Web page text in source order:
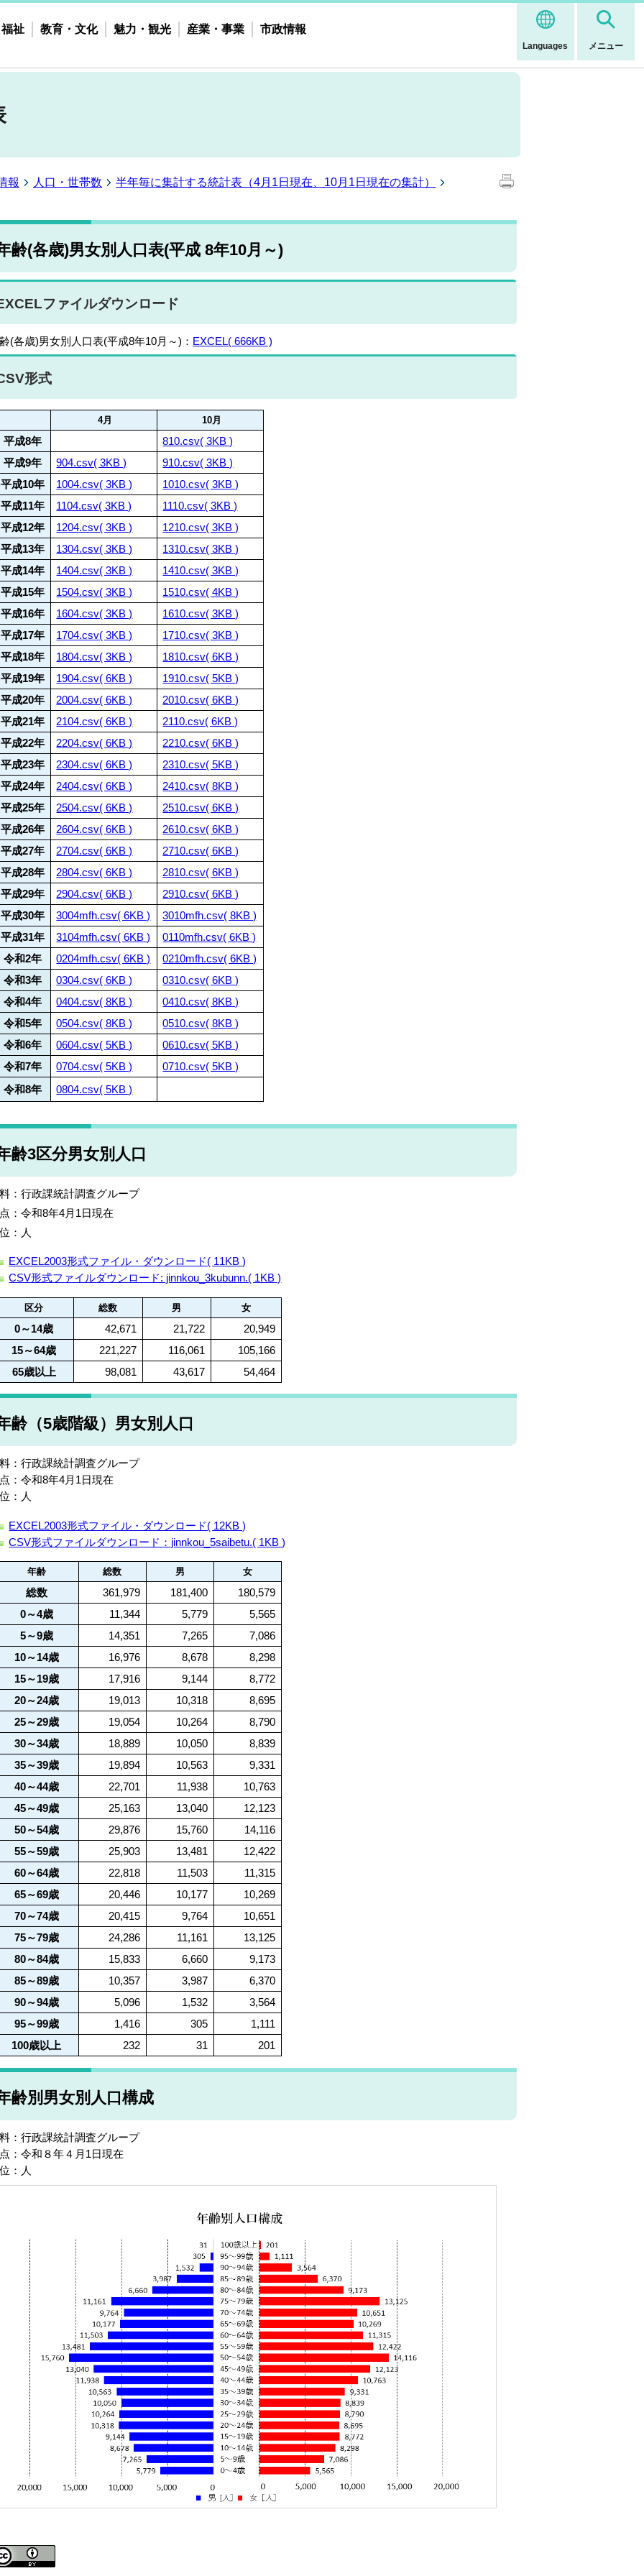
Languages メニュー
祉 教育・文化 魅力・観光 産業・事業 市政情報
報 人口・世帯数
半年毎に集計する統計表（4月1日現在、10月1日現在の集計）
齢(各歳)男女別人口表(平成 8年10月～)
ファイルダウンロード
(各歳)男女別人口表(平成8年10月～)： EXCEL( 666KB )
形式
4月 10月
平成8年
810.csv( 3KB )
平成9年
904.csv( 3KB )
910.csv( 3KB )
平成10年
1004.csv( 3KB )
1010.csv( 3KB )
平成11年
1104.csv( 3KB )
1110.csv( 3KB )
平成12年
1204.csv( 3KB )
1210.csv( 3KB )
平成13年
1304.csv( 3KB )
1310.csv( 3KB )
平成14年
1404.csv( 3KB )
1410.csv( 3KB )
平成15年
1504.csv( 3KB )
1510.csv( 4KB )
平成16年
1604.csv( 3KB )
1610.csv( 3KB )
平成17年
1704.csv( 3KB )
1710.csv( 3KB )
平成18年
1804.csv( 3KB )
1810.csv( 6KB )
平成19年
1904.csv( 6KB )
1910.csv( 5KB )
平成20年
2004.csv( 6KB )
2010.csv( 6KB )
平成21年
2104.csv( 6KB )
2110.csv( 6KB )
平成22年
2204.csv( 6KB )
2210.csv( 6KB )
平成23年
2304.csv( 6KB )
2310.csv( 5KB )
平成24年
2404.csv( 6KB )
2410.csv( 8KB )
平成25年
2504.csv( 6KB )
2510.csv( 6KB )
平成26年
2604.csv( 6KB )
2610.csv( 6KB )
平成27年
2704.csv( 6KB )
2710.csv( 6KB )
平成28年
2804.csv( 6KB )
2810.csv( 6KB )
平成29年
2904.csv( 6KB )
2910.csv( 6KB )
平成30年
3004mfh.csv( 6KB )
3010mfh.csv( 8KB )
平成31年
3104mfh.csv( 6KB )
0110mfh.csv( 6KB )
令和2年
0204mfh.csv( 6KB )
0210mfh.csv( 6KB )
令和3年
0304.csv( 6KB )
0310.csv( 6KB )
令和4年
0404.csv( 8KB )
0410.csv( 8KB )
令和5年
0504.csv( 8KB )
0510.csv( 8KB )
令和6年
0604.csv( 5KB )
0610.csv( 5KB )
令和7年
0704.csv( 5KB )
0710.csv( 5KB )
令和8年
0804.csv( 5KB )
齢3区分男女別人口
：行政課統計調査グループ
：令和8年4月1日現在
：人
EXCEL2003形式ファイル・ダウンロード( 11KB )
CSV形式ファイルダウンロード: jinnkou_3kubunn.( 1KB )
区分 総数 男 女
0～14歳 42,671 21,722
20,949
15～64歳
221,227 116,061
105,166
65歳以上
98,081 43,617 54,464
齢（5歳階級）男女別人口
：行政課統計調査グループ
：令和8年4月1日現在
：人
EXCEL2003形式ファイル・ダウンロード( 12KB )
CSV形式ファイルダウンロード：jinnkou_5saibetu.( 1KB )
年齢 総数 男 女
総数 361,979 181,400
180,579
0～4歳
11,344 5,779
5,565
5～9歳
14,351 7,265
7,086
10～14歳
16,976 8,678
8,298
15～19歳
17,916 9,144
8,772
20～24歳
19,013 10,318
8,695
25～29歳
19,054 10,264
8,790
30～34歳
18,889 10,050
8,839
35～39歳
19,894 10,563
9,331
40～44歳
22,701 11,938
10,763
45～49歳
25,163 13,040
12,123
50～54歳
29,876 15,760
14,116
55～59歳
25,903 13,481
12,422
60～64歳
22,818 11,503
11,315
65～69歳
20,446 10,177
10,269
70～74歳
20,415 9,764
10,651
75～79歳
24,286 11,161
13,125
80～84歳
15,833 6,660
9,173
85～89歳
10,357 3,987
6,370
90～94歳
5,096 1,532
3,564
95～99歳
1,416 305
1,111
100歳以上
232 31 201
齢別男女別人口構成
：行政課統計調査グループ
：令和８年４月1日現在
：人